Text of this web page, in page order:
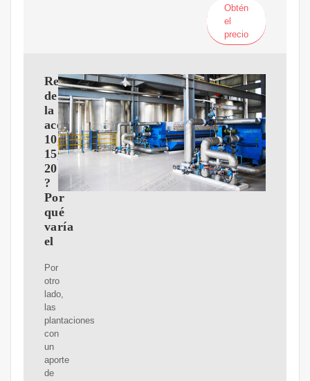
Obtén
el
precio
Rendimiento
de
la
aceituna:
10,
15,
20%
?
Por
qué
varía
el
Por
otro
lado,
las
plantaciones
con
un
aporte
de